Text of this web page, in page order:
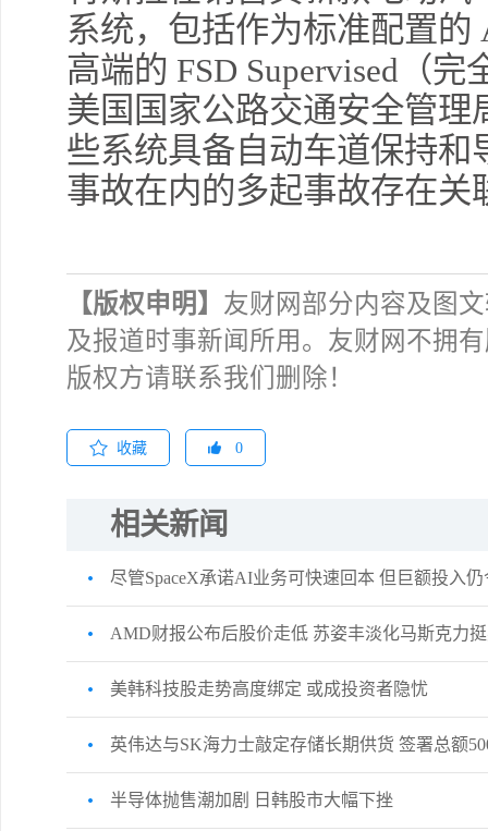
系统，包括作为标准配置
高端的 FSD Supervised（
美国国家公路交通安全管理
些系统具备自动车道保持
事故在内的多起事故存在关
【版权申明】 友财网部分内容及图
及报道时事新闻所用。友财网不拥
版权方请联系我们删除！
收藏 0
相关新闻
尽管SpaceX承诺AI业务可快速回本 但巨额投入
AMD财报公布后股价走低 苏姿丰淡化马斯克力
美韩科技股走势高度绑定 或成投资者隐忧
英伟达与SK海力士敲定存储长期供货 签署总额
半导体抛售潮加剧 日韩股市大幅下挫